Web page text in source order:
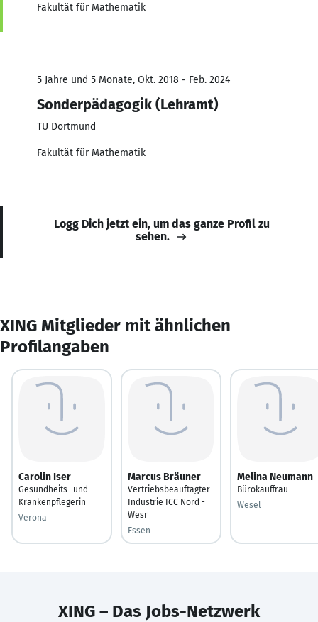
Fakultät für Mathematik
5 Jahre und 5 Monate, Okt. 2018 - Feb. 2024
Sonderpädagogik (Lehramt)
TU Dortmund
Fakultät für Mathematik
Logg Dich jetzt ein, um das ganze Profil zu
sehen.
XING Mitglieder mit ähnlichen
Profilangaben
Carolin Iser
Gesundheits- und
Krankenpflegerin
Verona
Marcus Bräuner
Vertriebsbeauftagter
Industrie ICC Nord -
Wesr
Essen
Melina Neumann
Bürokauffrau
Wesel
XING – Das Jobs-Netzwerk